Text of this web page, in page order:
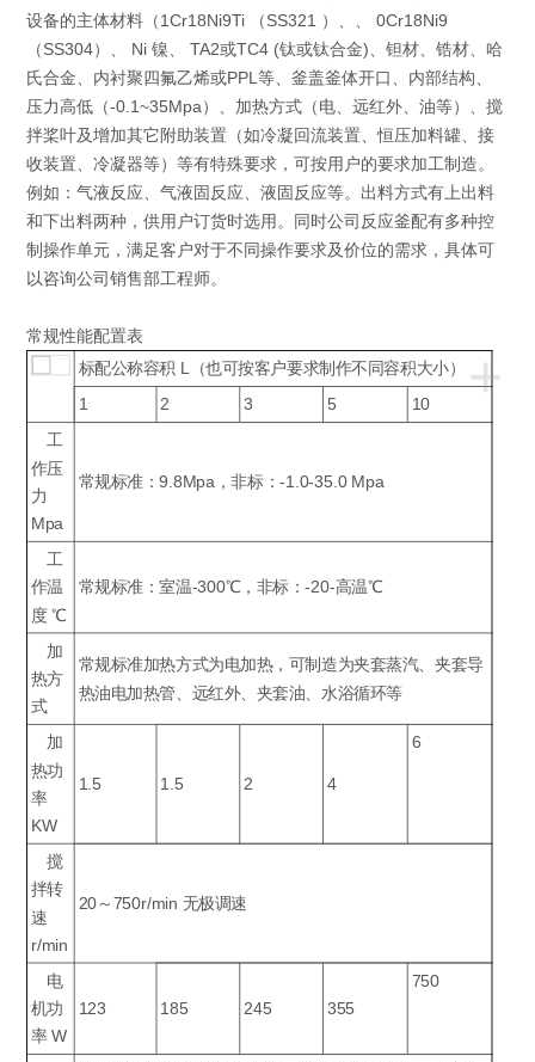
设备的主体材料（1Cr18Ni9Ti （SS321 ）、、 0Cr18Ni9
（SS304）、 Ni 镍、 TA2或TC4 (钛或钛合金)、钽材、锆材、哈
氏合金、内衬聚四氟乙烯或PPL等、釜盖釜体开口、内部结构、
压力高低（-0.1~35Mpa）、加热方式（电、远红外、油等）、搅
拌桨叶及增加其它附助装置（如冷凝回流装置、恒压加料罐、接
收装置、冷凝器等）等有特殊要求，可按用户的要求加工制造。
例如：气液反应、气液固反应、液固反应等。出料方式有上出料
和下出料两种，供用户订货时选用。同时公司反应釜配有多种控
制操作单元，满足客户对于不同操作要求及价位的需求，具体可
以咨询公司销售部工程师。
常规性能配置表
+
标配公称容积 L（也可按客户要求制作不同容积大小）
1 2 3 5
10
工
作压
力
Mpa
常规标准：9.8Mpa，非标：-1.0-35.0 Mpa
工
作温
度 ℃
常规标准：室温-300℃，非标：-20-高温℃
加
热方
式
常规标准加热方式为电加热，可制造为夹套蒸汽、夹套导
热油电加热管、远红外、夹套油、水浴循环等
加
热功
率
KW
1.5 1.5 2 4
6
搅
拌转
速
r/min
20～750r/min 无极调速
电
机功
率 W
123 185 245 355
750